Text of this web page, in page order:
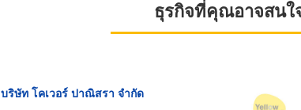
ธุรกิจที่คุณอาจสนใ
บริษัท โคเวอร์ ปาณิสรา จำกัด